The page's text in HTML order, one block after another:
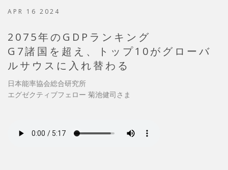
APR 16 2024
2075年のGDPランキング
G7諸国を超え、トップ10がグローバ
ルサウスに入れ替わる
日本能率協会総合研究所
エグゼクティブフェロー 菊池健司さま